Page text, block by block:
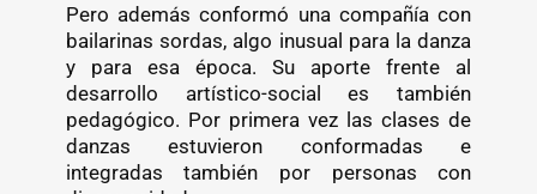
Pero además conformó una compañía con
bailarinas sordas, algo inusual para la danza
y para esa época. Su aporte frente al
desarrollo artístico-social es también
pedagógico. Por primera vez las clases de
danzas estuvieron conformadas e
integradas también por personas con